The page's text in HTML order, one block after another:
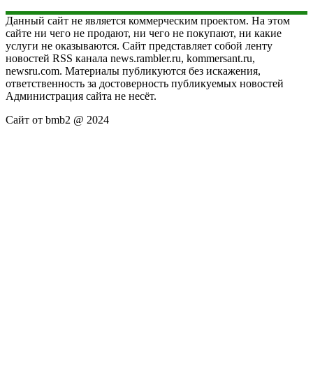
Данный сайт не является коммерческим проектом. На этом
сайте ни чего не продают, ни чего не покупают, ни какие
услуги не оказываются. Сайт представляет собой ленту
новостей RSS канала news.rambler.ru, kommersant.ru,
newsru.com. Материалы публикуются без искажения,
ответственность за достоверность публикуемых новостей
Администрация сайта не несёт.
Сайт от bmb2 @ 2024